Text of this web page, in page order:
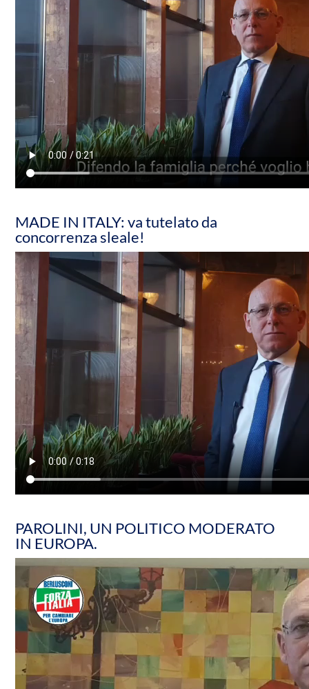
MADE IN ITALY: va tutelato da
concorrenza sleale!
PAROLINI, UN POLITICO MODERATO
IN EUROPA.